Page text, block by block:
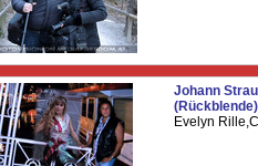
Johann
(Rückblende)
Evelyn